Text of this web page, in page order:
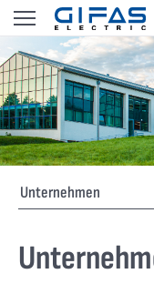
Unternehmen